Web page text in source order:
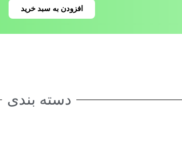
افزودن به سبد خرید
دسته بندی